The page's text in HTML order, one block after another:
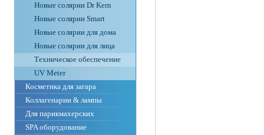
Новые солярии Dr Kern
Новые солярии Smart
Новые солярии для дома
Новые солярии для лица
Техническое обеспечение
UV Meter
Косметика для загара
Коллагенарии & лампы
Для парикмахерских
SPA оборудование